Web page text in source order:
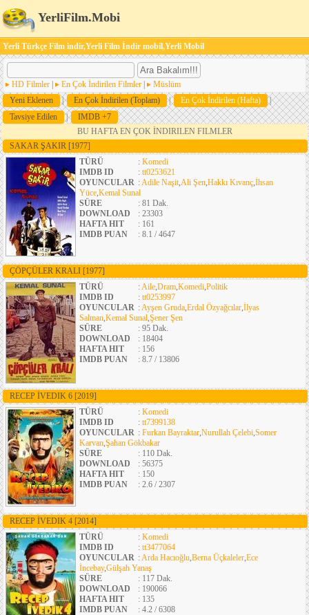
YerliFilm.Mobi
Yerli Türkçe Film indir,Yerli Film İndir mobil,Yerli Mobil
HD Filmler En Çok İndirilen Filmler
Müslüm
Yeni Eklenen
| En Çok İndirilen (Toplam) | En Çok İndirilen (Hafta)
|
Tavsiye Edilen
|
IMDB +7
BU HAFTA EN ÇOK İNDIRILEN FILMLER
SAKAR ŞAKIR [1977]
TÜRÜ
: Komedi
IMDB ID
: tt0253621
OYUNCULAR :Adile Naşit,Ali Şen,Hakkı Kıvanç,İhsan
Yüce,Kemal Sunal
SÜRE
: 81 Dak.
DOWNLOAD
: 23303
HAFTA HIT
: 161
IMDB PUAN
: 8.1 / 4647
ÇÖPÇÜLER KRALI [1977]
TÜRÜ
:Aile,Dram,Komedi,Politik
IMDB ID
: tt0253997
OYUNCULAR :Ayşen Gruda,Erdal Özyağcılar,İlyas
Salman,Kemal Sunal,Şener Şen
SÜRE
: 95 Dak.
DOWNLOAD
: 18404
HAFTA HIT
: 156
IMDB PUAN
: 8.7 / 13806
RECEP İVEDIK 6 [2019]
TÜRÜ
: Komedi
IMDB ID
: tt7399138
OYUNCULAR : Furkan Bayraktar,Nurullah Çelebi,Somer
Karvan,Şahan Gökbakar
SÜRE
: 110 Dak.
DOWNLOAD
: 56375
HAFTA HIT
: 150
IMDB PUAN
: 2.6 / 2307
RECEP İVEDIK 4 [2014]
TÜRÜ
: Komedi
IMDB ID
: tt3477064
OYUNCULAR :Arda Hacıoğlu,Berna Üçkaleler,Ece
İncebay,Gülşah Yanaş
SÜRE
: 117 Dak.
DOWNLOAD
: 190066
HAFTA HIT
: 135
IMDB PUAN
: 4.2 / 6308